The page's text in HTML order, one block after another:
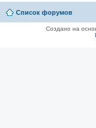
Список форумов
Создано на